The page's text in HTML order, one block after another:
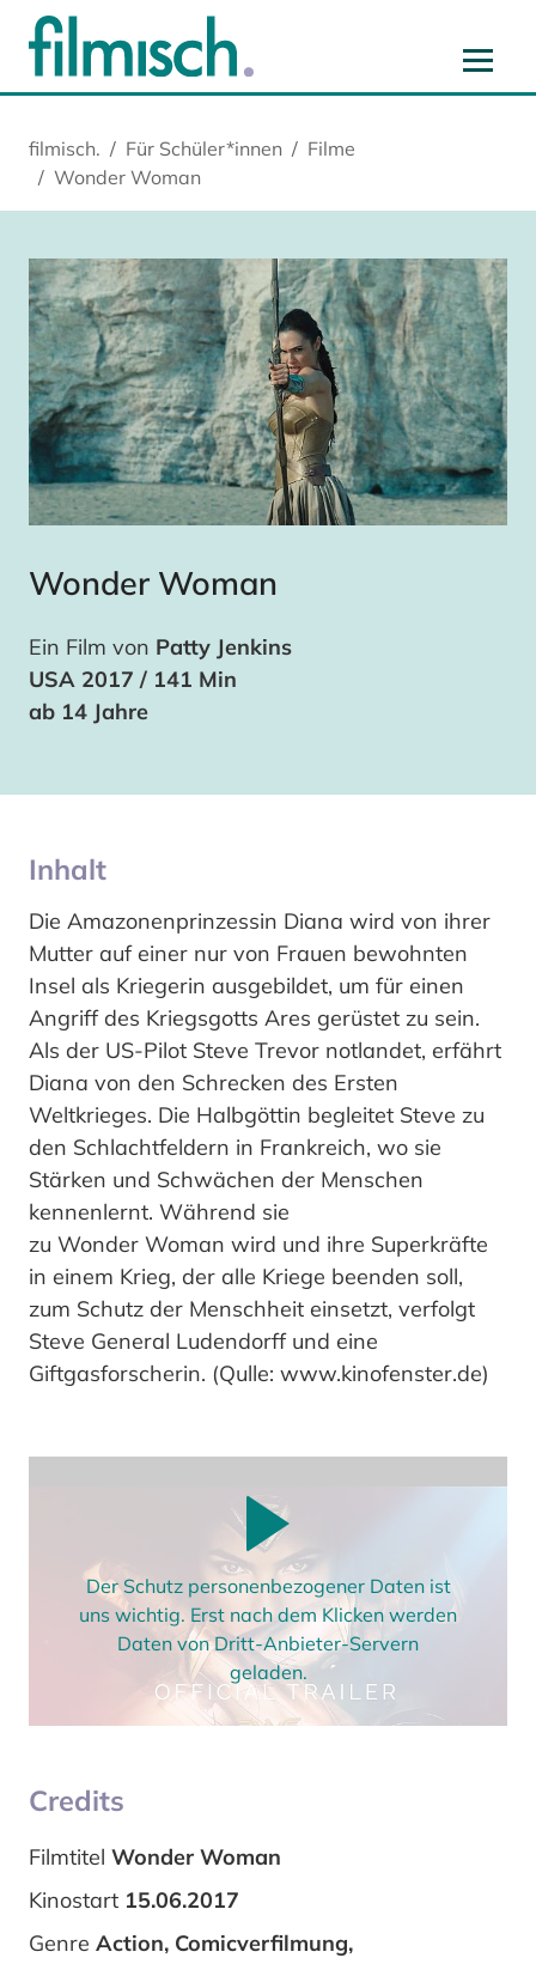
Hauptinhalt springen
Hauptnavigation springen
Cookie-Einstellungen springen
Startseite springen
filmisch. Für Schüler*innen
Filme
Wonder Woman
Wonder Woman
Ein Film von Patty Jenkins
USA 2017 / 141 Min
ab 14 Jahre
Inhalt
Die Amazonenprinzessin Diana wird von ihrer
Mutter auf einer nur von Frauen bewohnten
Insel als Kriegerin ausgebildet, um für einen
Angriff des Kriegsgotts Ares gerüstet zu sein.
Als der US-Pilot Steve Trevor notlandet, erfährt
Diana von den Schrecken des Ersten
Weltkrieges. Die Halbgöttin begleitet Steve zu
den Schlachtfeldern in Frankreich, wo sie
Stärken und Schwächen der Menschen
kennenlernt. Während sie
zu Wonder Woman wird und ihre Superkräfte
in einem Krieg, der alle Kriege beenden soll,
zum Schutz der Menschheit einsetzt, verfolgt
Steve General Ludendorff und eine
Giftgasforscherin. (Qulle: www.kinofenster.de)
Der Schutz personenbezogener Daten ist
uns wichtig. Erst nach dem Klicken werden
Daten von Dritt-Anbieter-Servern
geladen.
Credits
Filmtitel Wonder Woman
Kinostart 15.06.2017
Genre Action, Comicverfilmung,